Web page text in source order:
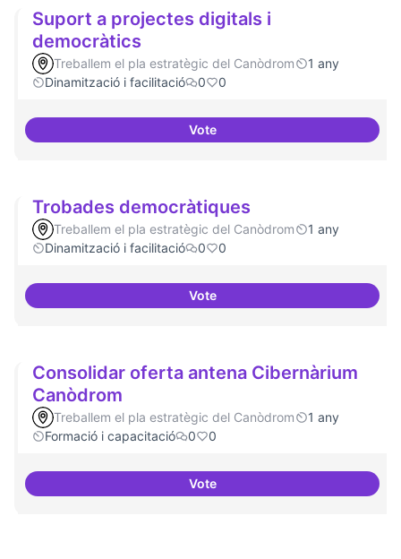
Suport a projectes digitals i
democràtics
Treballem el pla estratègic del Canòdrom
1 any
Dinamització i facilitació
0 0
VoteSuport a projectes digitals i
Trobades democràtiques
Treballem el pla estratègic del Canòdrom
1 any
Dinamització i facilitació
0 0
VoteTrobades democràtiques
Consolidar oferta antena Cibernàrium
Canòdrom
Treballem el pla estratègic del Canòdrom
1 any
Formació i capacitació
0 0
VoteConsolidar oferta antena